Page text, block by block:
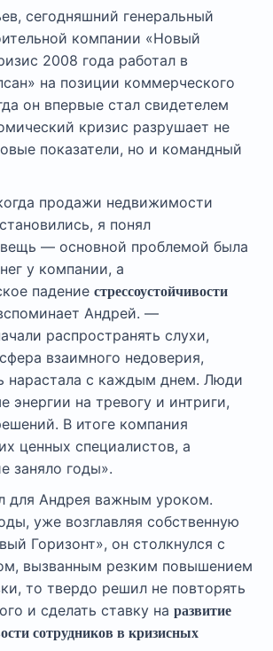
сегодняшний генеральный
компании «Новый
2008 года работал в
на позиции коммерческого
он впервые стал свидетелем
кризис разрушает не
показатели, но и командный
продажи недвижимости
я понял
— основной проблемой была
у компании, а
падение стрессоустойчивости
Андрей. —
распространять слухи,
взаимного недоверия,
нарастала с каждым днем. Люди
энергии на тревогу и интриги,
В итоге компания
ценных специалистов, а
заняло годы».
для Андрея важным уроком.
уже возглавляя собственную
Горизонт», он столкнулся с
вызванным резким повышением
то твердо решил не повторять
и сделать ставку на развитие
сотрудников в кризисных